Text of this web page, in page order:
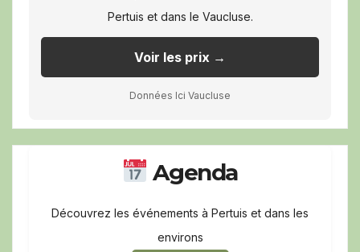
Pertuis et dans le Vaucluse.
Voir les prix →
Données Ici Vaucluse
Agenda
Découvrez les événements à Pertuis et dans les
environs